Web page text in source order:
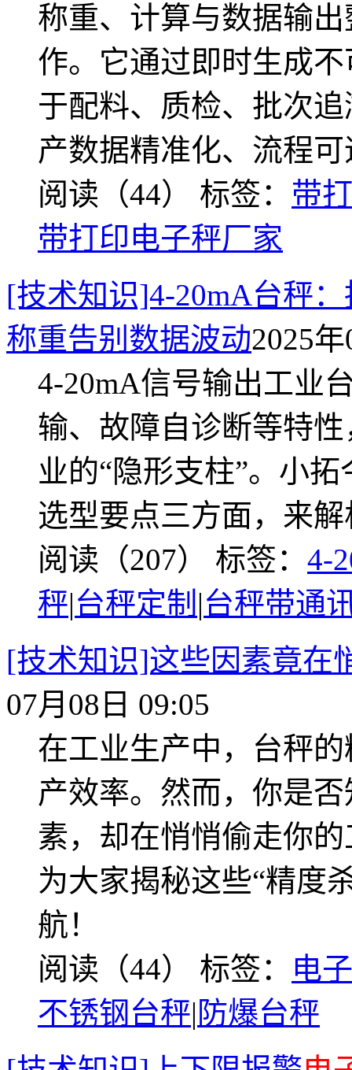
称重、计算与数据输
作。它通过即时生成
于配料、质检、批次
产数据精准化、流程
阅读（44） 标签： 带
带打印电子秤厂家
[技术知识]4-20mA台秤
称重告别数据波动2025
4-20mA信号输出工业
输、故障自诊断等特
业的“隐形支柱”。小
选型要点三方面，来
阅读（207） 标签： 4-
秤|台秤定制 |台秤带通
[技术知识]这些因素竟在
07月08日 09:05
在工业生产中，台秤
产效率。然而，你是
素，却在悄悄偷走你
为大家揭秘这些“精度
航！
阅读（44） 标签：
电
不锈钢台秤| 防爆台秤